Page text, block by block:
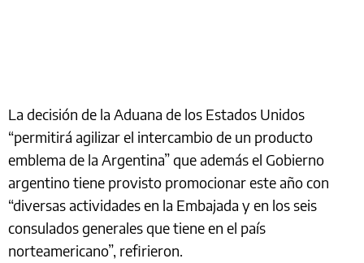
La decisión de la Aduana de los Estados Unidos
“permitirá agilizar el intercambio de un producto
emblema de la Argentina” que además el Gobierno
argentino tiene provisto promocionar este año con
“diversas actividades en la Embajada y en los seis
consulados generales que tiene en el país
norteamericano”, refirieron.